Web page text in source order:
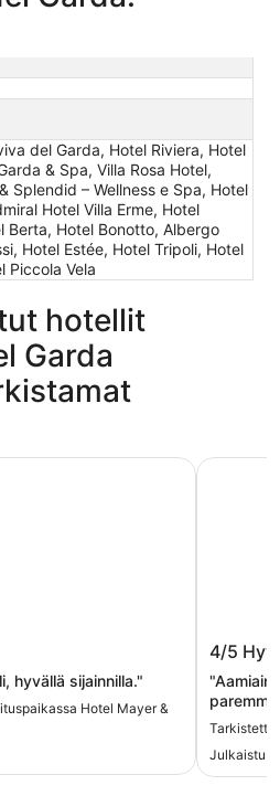
del Garda, Hotel Riviera, Hotel
& Spa, Villa Rosa Hotel,
Splendid – Wellness e Spa, Hotel
Hotel Villa Erme, Hotel
Berta, Hotel Bonotto, Albergo
Hotel Estée, Hotel Tripoli, Hotel
Piccola Vela
hotellit
Garda
– Wellness e
hyvällä sijainnilla."
Hotel Mayer &
e Spa
Hotel
4/5
edes
rannasta
Tarkistettu
Julkaistu
Hotel